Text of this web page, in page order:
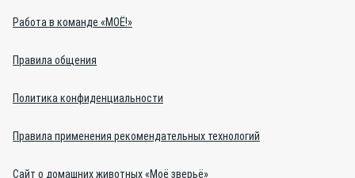
Работа в команде «МОЁ!»
Правила общения
Политика конфиденциальности
Правила применения рекомендательных технологий
Сайт о домашних животных «Моё зверьё»